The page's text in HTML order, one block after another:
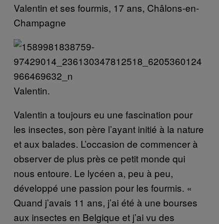
Valentin et ses fourmis, 17 ans, Châlons-en-
Champagne
Valentin.
Valentin a toujours eu une fascination pour
les insectes, son père l’ayant initié à la nature
et aux balades. L’occasion de commencer à
observer de plus près ce petit monde qui
nous entoure. Le lycéen a, peu à peu,
développé une passion pour les fourmis. «
Quand j’avais 11 ans, j’ai été à une bourses
aux insectes en Belgique et j’ai vu des